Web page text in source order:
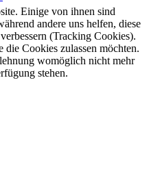
Einige von ihnen sind
andere uns helfen, diese
(Tracking Cookies).
die Cookies zulassen möchten.
womöglich nicht mehr
stehen.